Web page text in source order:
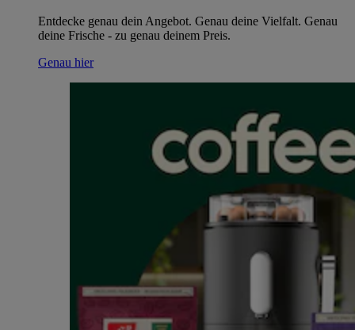
Entdecke genau dein Angebot. Genau deine Vielfalt. Genau
deine Frische - zu genau deinem Preis.
Genau hier